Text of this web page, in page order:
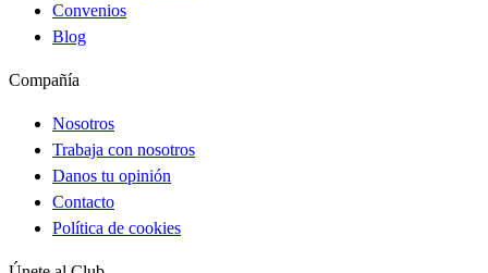
Convenios
Blog
Compañía
Nosotros
Trabaja con nosotros
Danos tu opinión
Contacto
Política de cookies